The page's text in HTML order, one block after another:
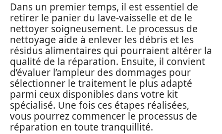
Dans un premier temps, il est essentiel de
retirer le panier du lave-vaisselle et de le
nettoyer soigneusement. Le processus de
nettoyage aide à enlever les débris et les
résidus alimentaires qui pourraient altérer la
qualité de la réparation. Ensuite, il convient
d’évaluer l’ampleur des dommages pour
sélectionner le traitement le plus adapté
parmi ceux disponibles dans votre kit
spécialisé. Une fois ces étapes réalisées,
vous pourrez commencer le processus de
réparation en toute tranquillité.